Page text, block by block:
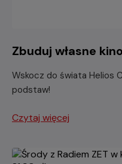
Zbuduj własne
Wskocz do świata Helios
podstaw!
Czytaj więcej